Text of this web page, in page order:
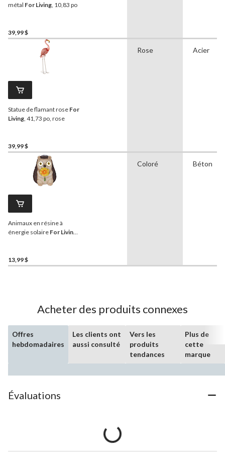
métal For Living , 10,83 po
39,99 $
Statue de flamant rose For
Living , 41,73 po, rose
39,99 $
Rose Acier
Animaux en résine à
énergie solaire For Living
13,99 $
Coloré Béton
Acheter des produits connexes
Offres
hebdomadaires
Les clients ont
aussi consulté
Vers les
produits
tendances
Plus de
cette
marque
Évaluations